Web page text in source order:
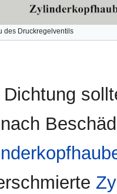
des Druckregelventils
Dichtung